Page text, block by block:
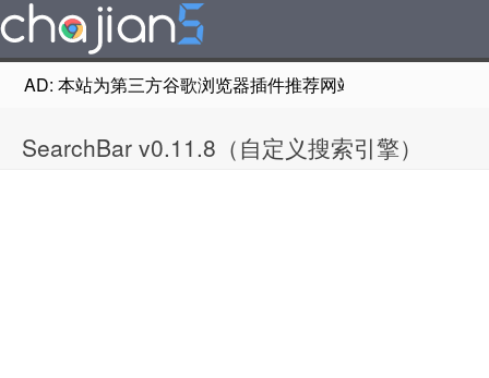
AD: 本站为第三方谷歌浏览器插件推荐网站，非Google
SearchBar v0.11.8（自定义搜索引擎）